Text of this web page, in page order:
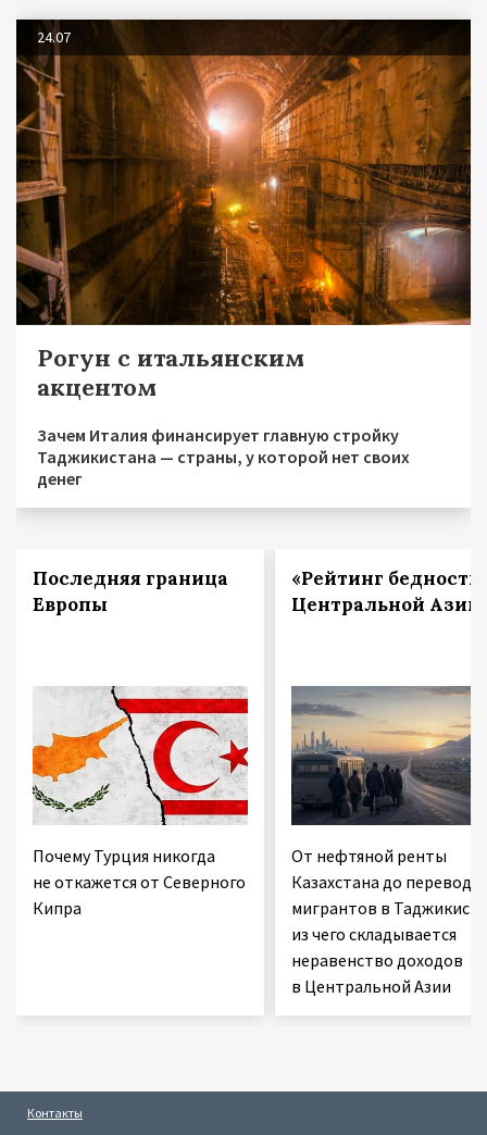
24.07
Рогун с итальянским
акцентом
Зачем Италия финансирует главную стройку
Таджикистана — страны, у которой нет своих
денег
Последняя граница
Европы
Почему Турция никогда
не откажется от Северного
Кипра
«Рейтинг
Центральной Азии
От нефтяной ренты
Казахстана до
мигрантов в
из чего складывается
неравенство доходов
в Центральной Азии
Контакты